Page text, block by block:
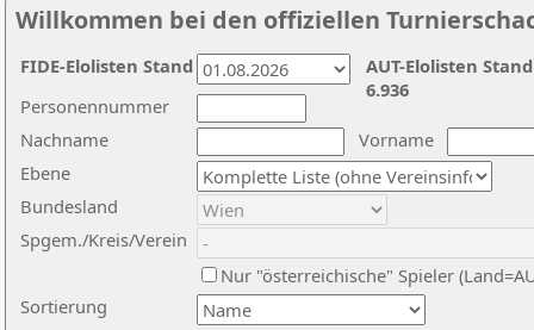
Willkommen bei den offiziellen
Nachname
Vorname
Ebene
Sortierung
Personennummer
Bundesland
Spgem./Kreis/Verein
Nur "österreichische" Spieler
AUT-Elolisten
6.936
FIDE-Elolisten Stand